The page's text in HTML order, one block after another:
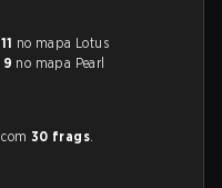
no mapa Lotus
no mapa Pearl
com 30 frags.